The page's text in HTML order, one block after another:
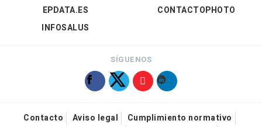
EPDATA.ES
INFOSALUS
CONTACTOPHOTO
SÍGUENOS
Contacto Aviso legal
Cumplimiento normativo